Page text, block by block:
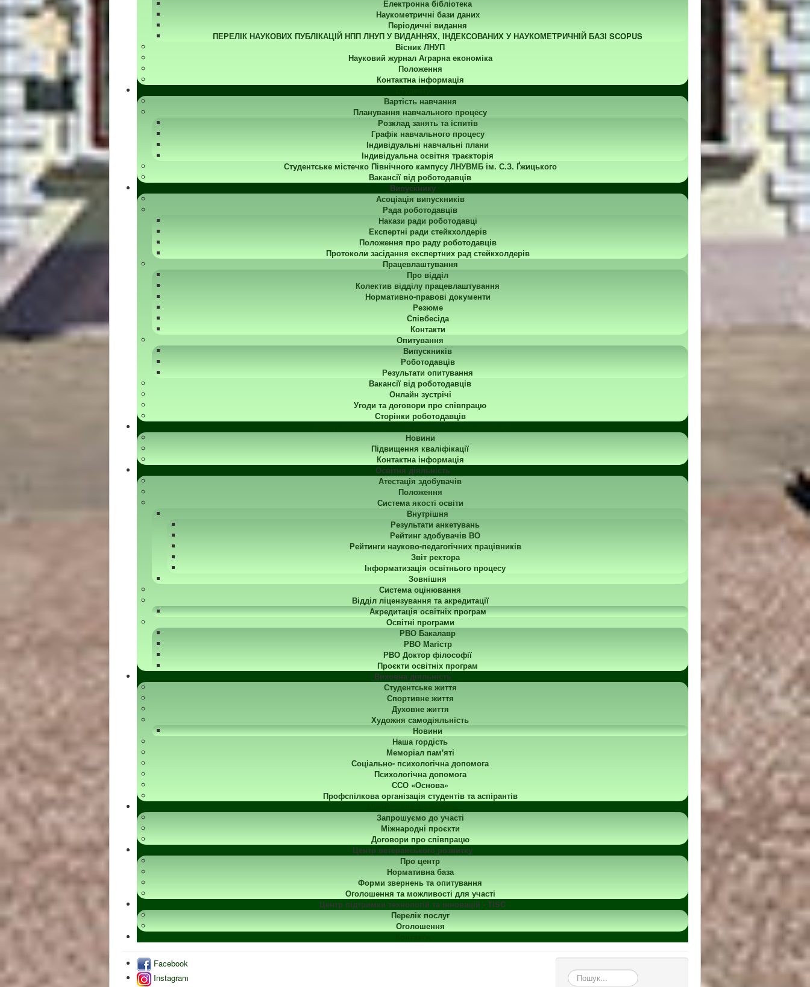
Електронна бібліотека
Наукометричні бази даних
Періодичні видання
ПЕРЕЛІК НАУКОВИХ ПУБЛІКАЦІЙ НПП ЛНУП У ВИДАННЯХ, ІНДЕКСОВАНИХ У НАУКОМЕТРИЧНІЙ БАЗІ SCOPUS
Вісник ЛНУП
Науковий журнал Аграрна економіка
Положення
Контактна інформація
Вартість навчання
Планування навчального процесу
Розклад занять та іспитів
Графік навчального процесу
Індивідуальні навчальні плани
Індивідуальна освітня траєкторія
Студентське містечко Північного кампусу ЛНУВМБ ім. С.З. Ґжицького
Вакансії від роботодавців
Випускнику
Асоціація випускників
Рада роботодавців
Накази ради роботодавці
Експертні ради стейкхолдерів
Положення про раду роботодавців
Протоколи засідання експертних рад стейкхолдерів
Працевлаштування
Про відділ
Колектив відділу працевлаштування
Нормативно-правові документи
Резюме
Співбесіда
Контакти
Опитування
Випускників
Роботодавців
Результати опитування
Вакансії від роботодавців
Онлайн зустрічі
Угоди та договори про співпрацю
Сторінки роботодавців
Новини
Підвищення кваліфікації
Контактна інформація
Освітня діяльність
Атестація здобувачів
Положення
Система якості освіти
Внутрішня
Результати анкетувань
Рейтинг здобувачів ВО
Рейтинги науково-педагогічних працівників
Звіт ректора
Інформатизація освітнього процесу
Зовнішня
Система оцінювання
Відділ ліцензування та акредитації
Акредитація освітніх програм
Освітні програми
РВО Бакалавр
РВО Магістр
РВО Доктор філософії
Проєкти освітніх програм
Виховна діяльність
Студентське життя
Спортивне життя
Духовне життя
Художня самодіяльність
Новини
Наша гордість
Меморіал пам'яті
Соціально- психологічна допомога
Психологічна допомога
ССО «Основа»
Профспілкова організація студентів та аспірантів
Запрошуємо до участі
Міжнародні проєкти
Договори про співпрацю
Центр ветеранського розвитку
Про центр
Нормативна база
Форми звернень та опитування
Оголошення та можливості для участі
Центр підтримки технологій та інновацій - TISC
Перелік послуг
Оголошення
Facebook
Instagram
пошук